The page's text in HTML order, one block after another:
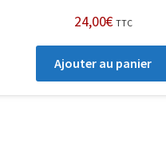
24,00€ TTC
Ajouter au panier